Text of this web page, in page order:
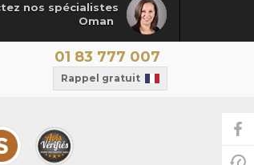
nos spécialistes
Oman
01 83 777 007
Rappel gratuit